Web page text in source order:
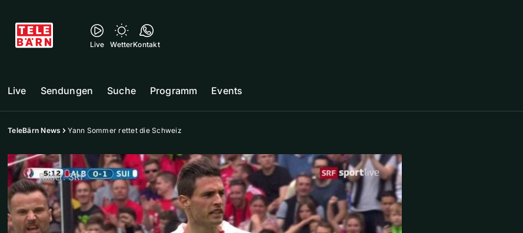
Live WetterKontakt
Live Sendungen Suche Programm Events
TeleBärn News Yann Sommer rettet die Schweiz